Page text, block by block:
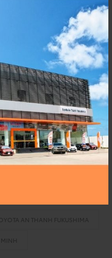
lai Toyota sẽ nâng
nghìn tỷ yên (công
với mục tiêu tạo ra
cao và giá cả
thành một công ty
toàn cầu, nỗ lực
càng tốt đẹp